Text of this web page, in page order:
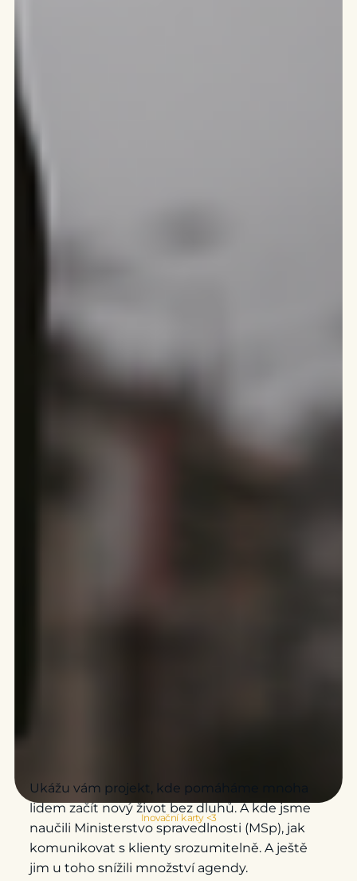
Inovační karty <3
Ukážu vám projekt, kde pomáháme mnoha
lidem začít nový život bez dluhů. A kde jsme
naučili Ministerstvo spravedlnosti (MSp), jak
komunikovat s klienty srozumitelně. A ještě
jim u toho snížili množství agendy.